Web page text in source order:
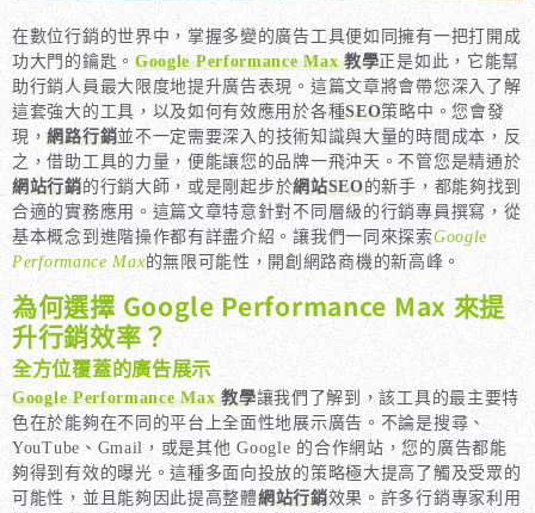
在數位行銷的世界中，掌握多變的廣告工具便如同擁有一把打開成
功大門的鑰匙。 Google Performance Max教學正是如此，它能幫
助行銷人員最大限度地提升廣告表現。這篇文章將會帶您深入了解
這套強大的工具，以及如何有效應用於各種SEO策略中。您會發
現，網路行銷並不一定需要深入的技術知識與大量的時間成本，反
之，借助工具的力量，便能讓您的品牌一飛沖天。不管您是精通於
網站行銷的行銷大師，或是剛起步於網站SEO的新手，都能夠找到
合適的實務應用。這篇文章特意針對不同層級的行銷專員撰寫，從
基本概念到進階操作都有詳盡介紹。讓我們一同來探索Google
Performance Max的無限可能性，開創網路商機的新高峰。
為何選擇 Google Performance Max 來提
升行銷效率？
全方位覆蓋的廣告展示
Google Performance Max教學讓我們了解到，該工具的最主要特
色在於能夠在不同的平台上全面性地展示廣告。不論是搜尋、
YouTube、Gmail，或是其他 Google 的合作網站，您的廣告都能
夠得到有效的曝光。這種多面向投放的策略極大提高了觸及受眾的
可能性，並且能夠因此提高整體網站行銷效果。許多行銷專家利用